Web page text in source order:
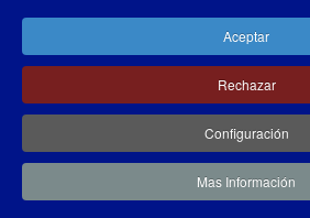
Aceptar
Rechazar
Configuración
Mas Información